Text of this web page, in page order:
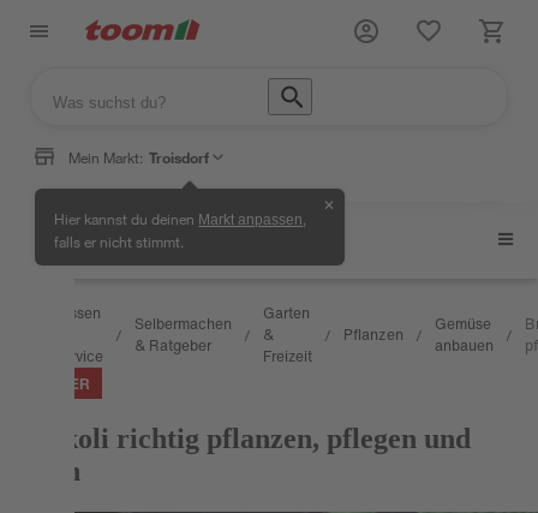
Mein Markt: Troisdorf
Hier kannst du deinen Markt anpassen
falls er nicht stimmt.
✕
Gemüse anbauen
Wissen
Service
/
Selbermachen
& Ratgeber
/
Garten
&
Freizeit
/ Pflanzen /
Gemüse
anbauen
/
RATGEBER
Brokkoli richtig pflanzen, pflegen und
ernten